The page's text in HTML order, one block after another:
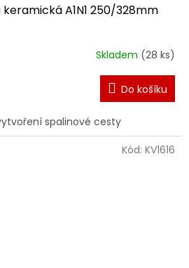
A1N1 250/328mm
Skladem (28 ks)
Do košíku
spalinové cesty
Kód: KV1616